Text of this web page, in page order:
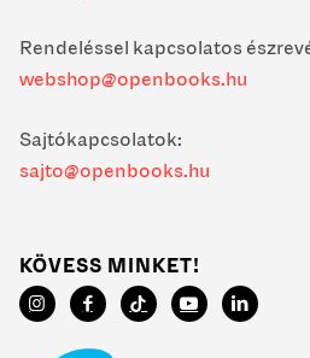
Rendeléssel kapcsolatos
webshop@openbooks.hu
Sajtókapcsolatok:
sajto@openbooks.hu
KÖVESS MINKET!